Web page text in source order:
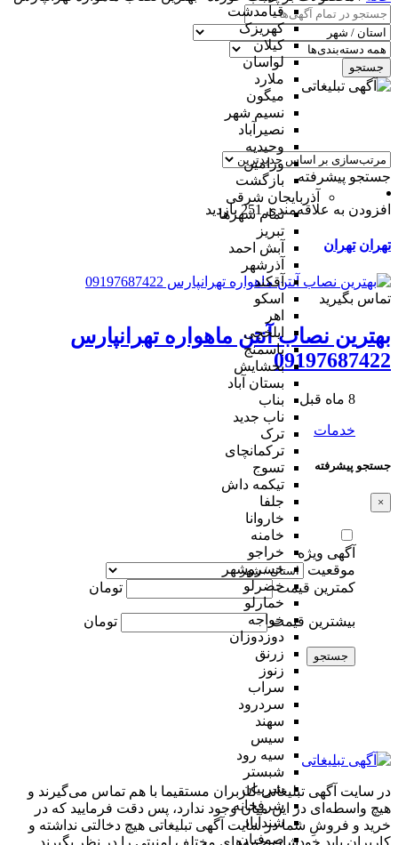
قیامدشت
کهریزک
کیلان
لواسان
ملارد
میگون
نسیم شهر
نصیرآباد
وحیدیه
ورامین
بازگشت
آذربایجان شرقی
تمام شهر‌ها
تبریز
آبش احمد
آذرشهر
آقکند
اسکو
اهر
ایلخچی
باسمنج
بخشایش
بستان آباد
بناب
ناب جدید
ترک
ترکمانچای
تسوج
تیکمه داش
جلفا
خاروانا
خامنه
خراجو
خسروشهر
خضرلو
خمارلو
خواجه
دوزدوزان
زرنق
زنوز
سراب
سردرود
سهند
سیس
سیه رود
شبستر
شربیان
شرفخانه
شندآباد
صوفیان
جستجو
جستجو پیشرفته
افزودن به علاقه‌مندی 251 بازدید
تهران تهران
تماس بگیرید
بهترین نصاب آنتن ماهواره تهرانپارس
09197687422
8 ماه قبل
خدمات
جستجو پیشرفته
×
آگهی ویژه
موقعیت
کمترین قیمت
تومان
بیشترین قیمت تومان
جستجو
در سایت آگهی تبلیغاتی کاربران مستقیما با هم تماس می‌گیرند و
هیچ واسطه‌ای در این میان وجود ندارد، پس دقت فرمایید که در
خرید و فروشِ شما در سایت آگهی تبلیغاتی هیچ دخالتی نداشته و
کاربران باید خودشان جنبه‌های مختلف امنیتی را در نظر بگیرند.